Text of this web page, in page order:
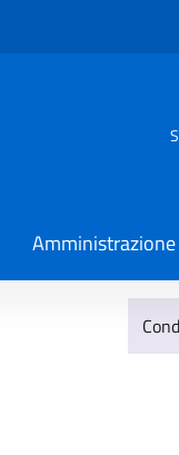
Amministrazione